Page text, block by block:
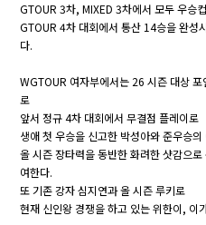
GTOUR 3차, MIXED 3차에서 모두 우승
GTOUR 4차 대회에서 통산 14승을 완성
다.
WGTOUR 여자부에서는 26 시즌 대상
로
앞서 정규 4차 대회에서 무결점 플레이로
생애 첫 우승을 신고한 박성아와 준우승의
올 시즌 장타력을 동반한 화려한 샷감으
여한다.
또 기존 강자 심지연과 올 시즌 루키로
현재 신인왕 경쟁을 하고 있는 위한이, 이